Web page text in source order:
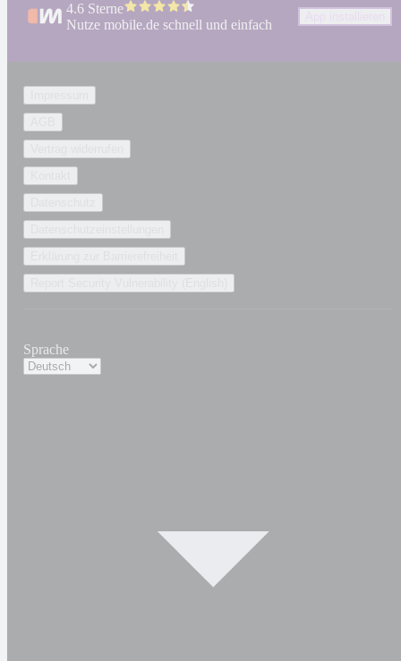
4.6 Sterne
Nutze mobile.de schnell und einfach
Sprache